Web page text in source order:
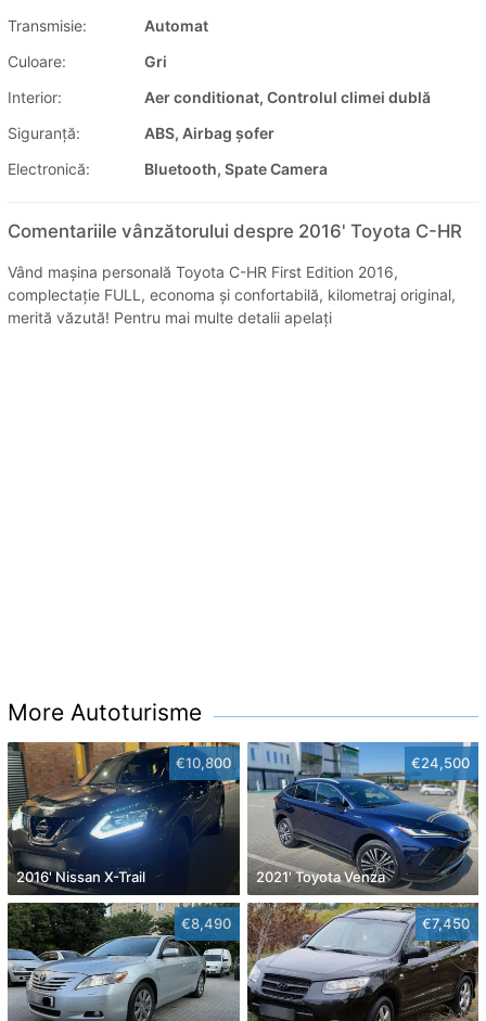
Transmisie:
Automat
Culoare:
Gri
Interior:
Aer conditionat, Controlul climei dublă
Siguranţă:
ABS, Airbag șofer
Electronică:
Bluetooth, Spate Camera
Comentariile vânzătorului despre 2016' Toyota C-HR
Vând mașina personală Toyota C-HR First Edition 2016,
complectație FULL, economa și confortabilă, kilometraj original,
merită văzută! Pentru mai multe detalii apelați
More Autoturisme
€10,800
2016' Nissan X-Trail
€24,500
2021' Toyota Venza
€8,490 €7,450